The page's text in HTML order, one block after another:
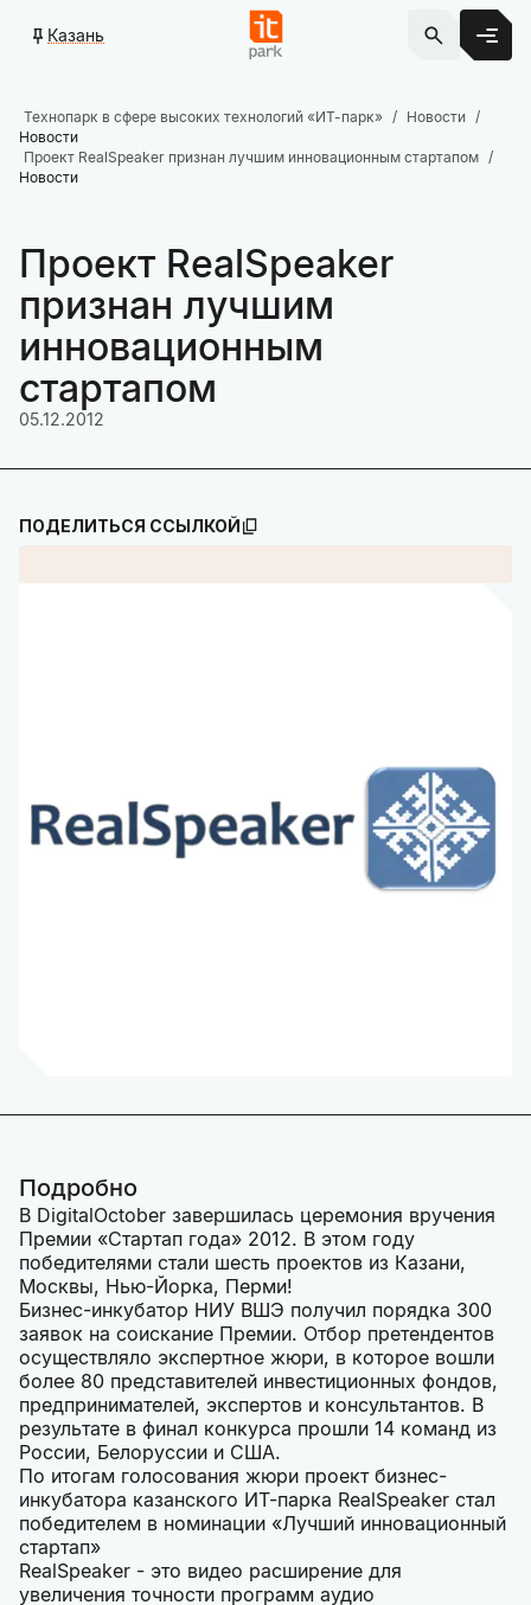
Казань
Технопарк в сфере высоких технологий «ИТ-парк»
Новости
Новости
Проект RealSpeaker признан лучшим инновационным стартапом
Новости
Проект RealSpeaker
признан лучшим
инновационным
стартапом
05.12.2012
ПОДЕЛИТЬСЯ ССЫЛКОЙ
Подробно
В DigitalOctober завершилась церемония вручения
Премии «Стартап года» 2012. В этом году
победителями стали шесть проектов из Казани,
Москвы, Нью-Йорка, Перми!
Бизнес-инкубатор НИУ ВШЭ получил порядка 300
заявок на соискание Премии. Отбор претендентов
осуществляло экспертное жюри, в которое вошли
более 80 представителей инвестиционных фондов,
предпринимателей, экспертов и консультантов. В
результате в финал конкурса прошли 14 команд из
России, Белоруссии и США.
По итогам голосования жюри проект бизнес-
инкубатора казанского ИТ-парка RealSpeaker стал
победителем в номинации «Лучший инновационный
стартап»
RealSpeaker - это видео расширение для
увеличения точности программ аудио